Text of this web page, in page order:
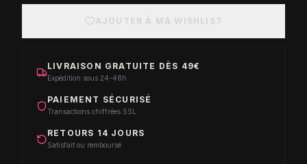
AJOUTER À MA WISHLIST
LIVRAISON GRATUITE DÈS 49€
Expédition sous 24-48h
PAIEMENT SÉCURISÉ
Transactions chiffrées SSL
RETOURS 14 JOURS
Satisfait ou remboursé